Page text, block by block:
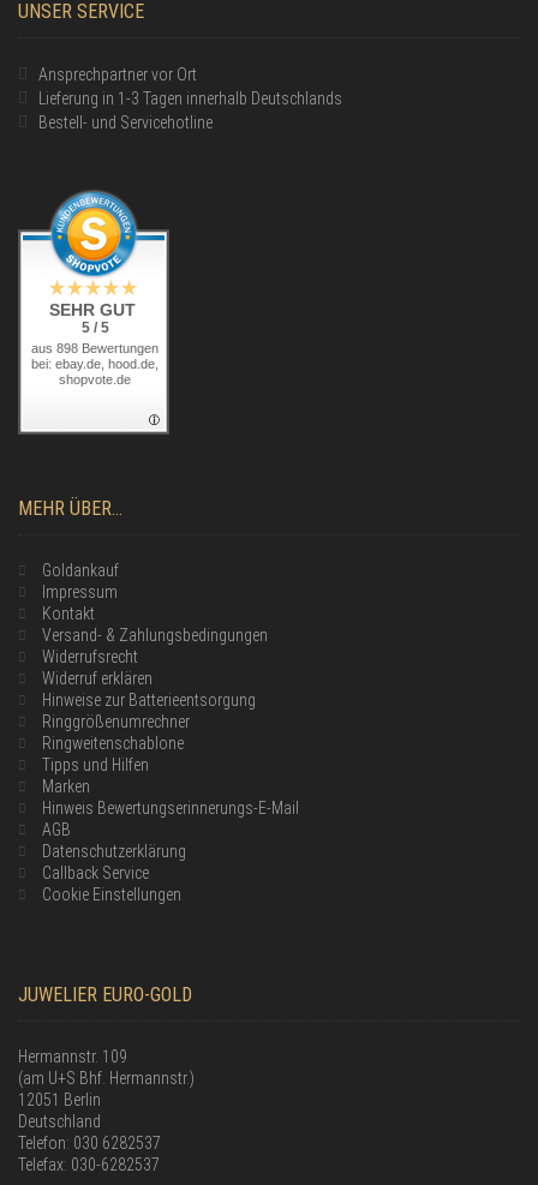
UNSER SERVICE
Ansprechpartner vor Ort
Lieferung in 1-3 Tagen innerhalb Deutschlands
Bestell- und Servicehotline
SEHR GUT
5 / 5
aus 898 Bewertungen
bei: ebay.de, hood.de,
shopvote.de
MEHR ÜBER...
Goldankauf
Impressum
Kontakt
Versand- & Zahlungsbedingungen
Widerrufsrecht
Widerruf erklären
Hinweise zur Batterieentsorgung
Ringgrößenumrechner
Ringweitenschablone
Tipps und Hilfen
Marken
Hinweis Bewertungserinnerungs-E-Mail
AGB
Datenschutzerklärung
Callback Service
Cookie Einstellungen
JUWELIER EURO-GOLD
Hermannstr. 109
(am U+S Bhf. Hermannstr.)
12051 Berlin
Deutschland
Telefon: 030 6282537
Telefax: 030-6282537